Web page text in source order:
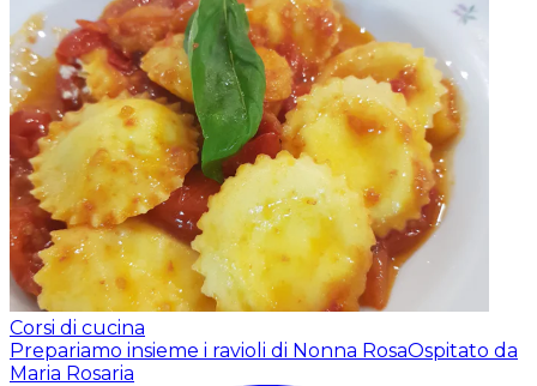
Corsi di cucina
Prepariamo insieme i ravioli di Nonna RosaOspitato da
Maria Rosaria